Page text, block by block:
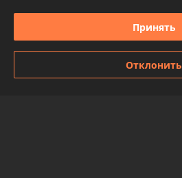
График работы
Политика обработки cookies
Принять
Отклонить